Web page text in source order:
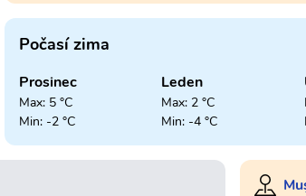
Počasí zima
Prosinec
Max: 5 °C
Min: -2 °C
Leden
Max: 2 °C
Min: -4 °C